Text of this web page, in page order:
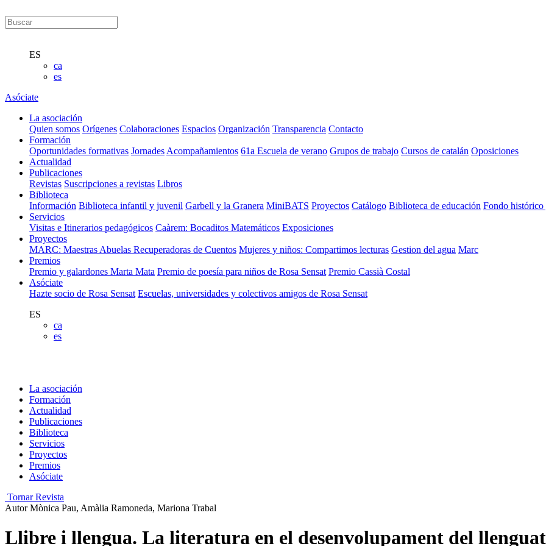
ES
ca
es
Asóciate
La asociación
Quien somos Orígenes Colaboraciones Espacios Organización Transparencia Contacto
Formación
Oportunidades formativas Jornades Acompañamientos 61a Escuela de verano Grupos de trabajo Cursos de catalán Oposiciones
Actualidad
Publicaciones
Revistas Suscripciones a revistas Libros
Biblioteca
Información Biblioteca infantil y juvenil Garbell y la Granera MiniBATS Proyectos Catálogo Biblioteca de educación Fondo
Servicios
Visitas e Itinerarios pedagógicos Caàrem: Bocaditos Matemáticos Exposiciones
Proyectos
MARC: Maestras Abuelas Recuperadoras de Cuentos Mujeres y niños: Compartimos lecturas Gestion del agua Marc
Premios
Premio y galardones Marta Mata Premio de poesía para niños de Rosa Sensat Premio Cassià Costal
Asóciate
Hazte socio de Rosa Sensat Escuelas, universidades y colectivos amigos de Rosa Sensat
ES
ca
es
La asociación
Formación
Actualidad
Publicaciones
Biblioteca
Servicios
Proyectos
Premios
Asóciate
Tornar Revista
Autor Mònica Pau, Amàlia Ramoneda, Mariona Trabal
Llibre i llengua. La literatura en el desenvolupament del